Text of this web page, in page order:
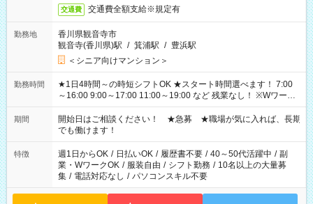
交通費 交通費全額支給※規定有
勤務地
香川県観音寺市
観音寺(香川県)駅 / 箕浦駅 / 豊浜駅
＜シニア向けマンション＞
勤務時間
★1日4時間～の時短シフトOK ★スタート時間選べます！ 7:00
～16:00 9:00～17:00 11:00～19:00 など 残業なし！ ※Wワーク
の場合、他のお仕事と合わせ週40時間超の就業はご案内できま
せん ※法令に基づき、週20時間以上勤務は社会保険への加入対
象となります ※労働者派遣法（日雇い派遣の原則禁止）によ
り、短時間・短期間の就業はご案内が難しい場合があります
期間
開始日はご相談ください！ ★急募 ★職場が気に入れば、長期
でも働けます！
特徴 週1日からOK / 日払いOK / 履歴書不要 / 40～50代活躍中 / 副
業・WワークOK / 服装自由 / シフト勤務 / 10名以上の大量募
集 / 電話対応なし / パソコンスキル不要